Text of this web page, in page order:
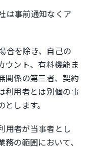
は事前通知なくア
合を除き、自己の
ウント、有料機能ま
関係の第三者、契約
利用者とは別個の事
します。
用者が当事者とし
の範囲において、